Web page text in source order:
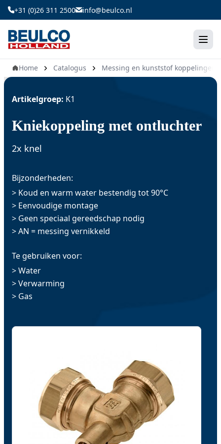
Ga
naar
de
inhoud
+31 (0)26 311 2500 info@beulco.nl
Home Catalogus Messing en kunststof koppelingen
Artikelgroep: K1
Kniekoppeling met ontluchter
2x knel
Bijzonderheden:
> Koud en warm water bestendig tot 90°C
> Eenvoudige montage
> Geen speciaal gereedschap nodig
> AN = messing vernikkeld
Te gebruiken voor:
> Water
> Verwarming
> Gas